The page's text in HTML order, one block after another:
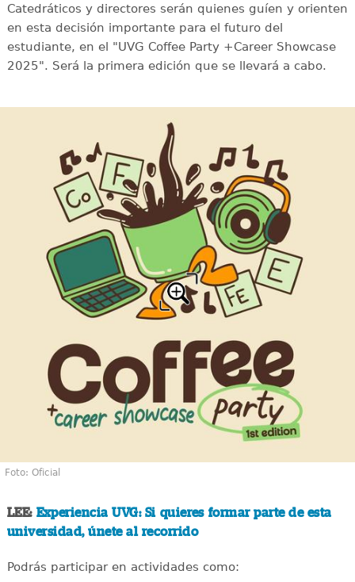
Catedráticos y directores serán quienes guíen y orienten
en esta decisión importante para el futuro del
estudiante, en el "UVG Coffee Party +Career Showcase
2025". Será la primera edición que se llevará a cabo.
Foto: Oficial
LEE: Experiencia UVG: Si quieres formar parte de esta
universidad, únete al recorrido
Podrás participar en actividades como: